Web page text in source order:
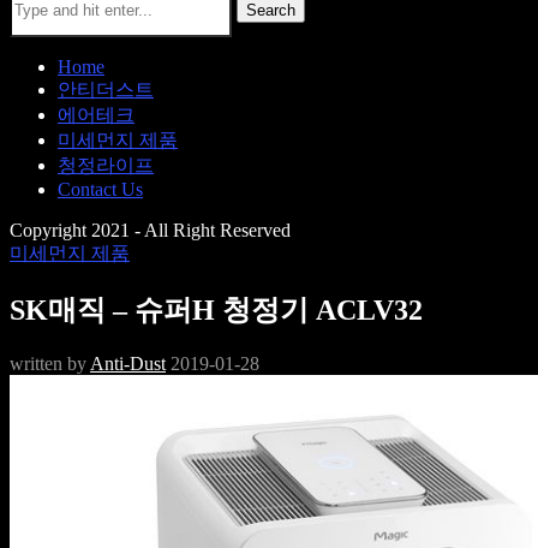
Search
Home
안티더스트
에어테크
미세먼지 제품
청정라이프
Contact Us
Copyright 2021 - All Right Reserved
미세먼지 제품
SK매직 – 슈퍼H 청정기 ACLV32
written by Anti-Dust 2019-01-28